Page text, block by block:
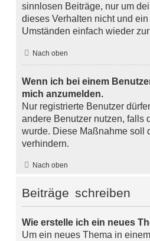
sinnlosen Beiträge, nur um
dieses Verhalten nicht und
Umständen einfach wieder
Nach oben
Wenn ich bei einem
mich anzumelden.
Nur registrierte Benutzer
andere Benutzer nutzen, falls
wurde. Diese Maßnahme soll
verhindern.
Nach oben
Beiträge schreiben
Wie erstelle ich ein neues
Um ein neues Thema in